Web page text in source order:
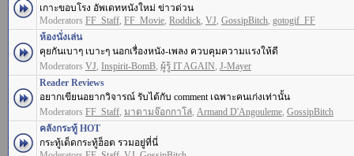
เกาะขอบโรง อัพเดทหนังใหม่ ข่าวด่วน
Moderators FF_Staff, FF_Movie, Roddick, VJ, GossipBitch, gotogif_FF
ห้องนั่งเล่น
คุยกันเบาๆ เบาะๆ นอกเรื่องหนัง-เพลง ควบคุมความแรงให้ดี
Moderators VJ, Inspirit-BomB, ผู้รู้ IT AGAIN, J-Mayer
Reader Reviews
อยากเขียนอยากวิจารณ์ รับได้กับ comment เฉพาะคนเก่งเท่านั้น
Moderators FF_Staff, มาดามจ๊อกกาโล่, Armand D'Angouleme, GossipBitch
คลังกระทู้ HOT
กระทู้เด็ดกระทู้ฮ็อต รวมอยู่ที่นี่